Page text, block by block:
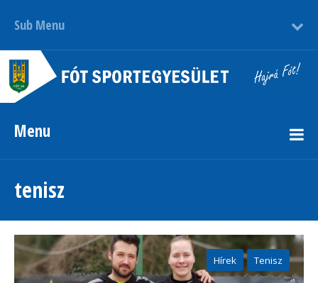
Sub Menu
Menu
tenisz
Hírek Tenisz